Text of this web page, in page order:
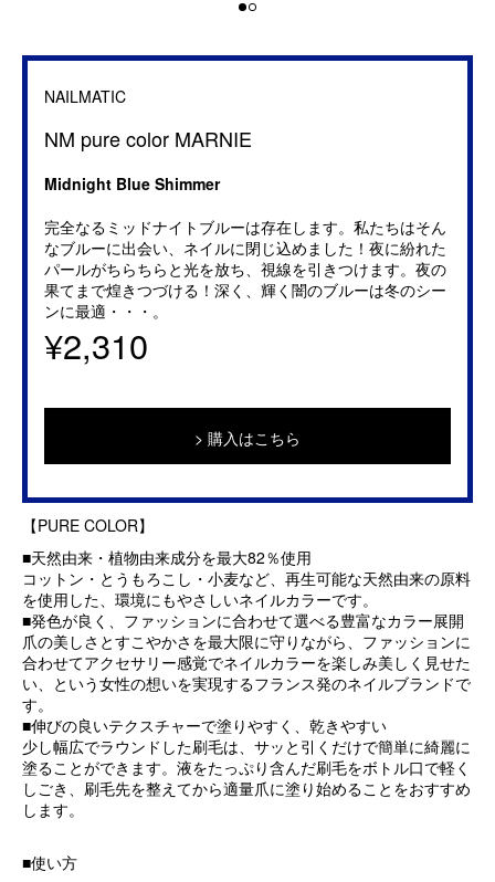
NAILMATIC
NM pure color MARNIE
Midnight Blue Shimmer
完全なるミッドナイトブルーは存在します。私たちはそん
なブルーに出会い、ネイルに閉じ込めました！夜に紛れた
パールがちらちらと光を放ち、視線を引きつけます。夜の
果てまで煌きつづける！深く、輝く闇のブルーは冬のシー
ンに最適・・・。
¥2,310
購入はこちら
【PURE COLOR】
■天然由来・植物由来成分を最大82％使用
コットン・とうもろこし・小麦など、再生可能な天然由来の原料
を使用した、環境にもやさしいネイルカラーです。
■発色が良く、ファッションに合わせて選べる豊富なカラー展開
爪の美しさとすこやかさを最大限に守りながら、ファッションに
合わせてアクセサリー感覚でネイルカラーを楽しみ美しく見せた
い、という女性の想いを実現するフランス発のネイルブランドで
す。
■伸びの良いテクスチャーで塗りやすく、乾きやすい
少し幅広でラウンドした刷毛は、サッと引くだけで簡単に綺麗に
塗ることができます。液をたっぷり含んだ刷毛をボトル口で軽く
しごき、刷毛先を整えてから適量爪に塗り始めることをおすすめ
します。
■使い方